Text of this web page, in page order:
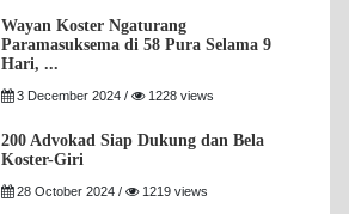
Wayan Koster Ngaturang
Paramasuksema di 58 Pura Selama 9
Hari, ...
3 December 2024 / 1228 views
200 Advokad Siap Dukung dan Bela
Koster-Giri
28 October 2024 / 1219 views